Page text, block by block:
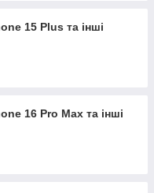
15 Plus та інші
16 Pro Max та інші